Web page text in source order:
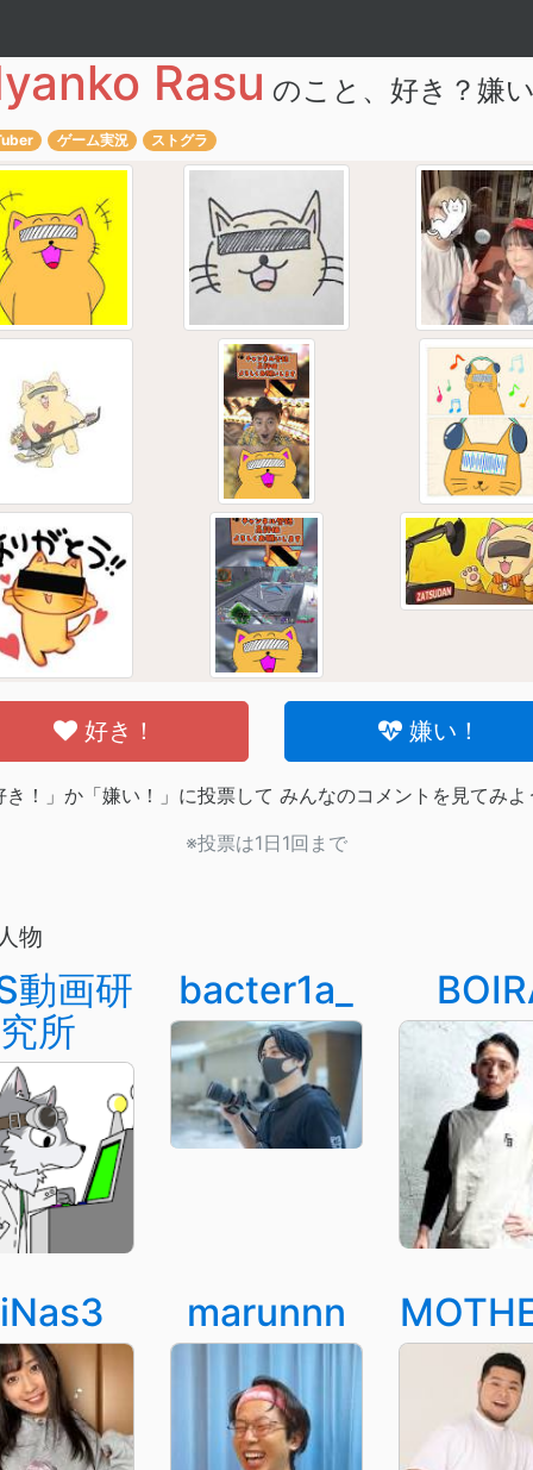
Rasu のこと、 好き？嫌
ゲーム実況 ストグラ
好き！ 嫌い！
き！」か「嫌い！」に投票して みんなのコメントを見てみよ
※投票は1日1回まで
物
動画研
究所
bacter1a_
marunnn